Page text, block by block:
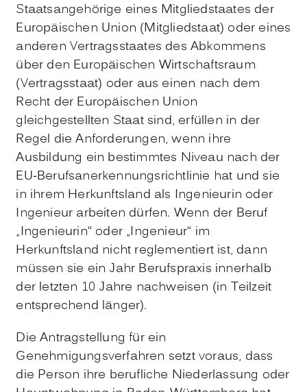
Staatsangehörige eines Mitgliedstaates der
Europäischen Union (Mitgliedstaat) oder eines
anderen Vertragsstaates des Abkommens
über den Europäischen Wirtschaftsraum
(Vertragsstaat) oder aus einen nach dem
Recht der Europäischen Union
gleichgestellten Staat sind, erfüllen in der
Regel die Anforderungen, wenn ihre
Ausbildung ein bestimmtes Niveau nach der
EU-Berufsanerkennungsrichtlinie hat und sie
in ihrem Herkunftsland als Ingenieurin oder
Ingenieur arbeiten dürfen. Wenn der Beruf
„Ingenieurin“ oder „Ingenieur“ im
Herkunftsland nicht reglementiert ist, dann
müssen sie ein Jahr Berufspraxis innerhalb
der letzten 10 Jahre nachweisen (in Teilzeit
entsprechend länger).
Die Antragstellung für ein
Genehmigungsverfahren setzt voraus, dass
die Person ihre berufliche Niederlassung oder